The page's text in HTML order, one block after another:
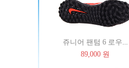
쥬니어 팬텀 6 로우...
89,000 원